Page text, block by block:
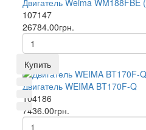
107147
26784.00грн.
Купить
Двигатель WEIMA BT170F-Q
104186
7436.00грн.